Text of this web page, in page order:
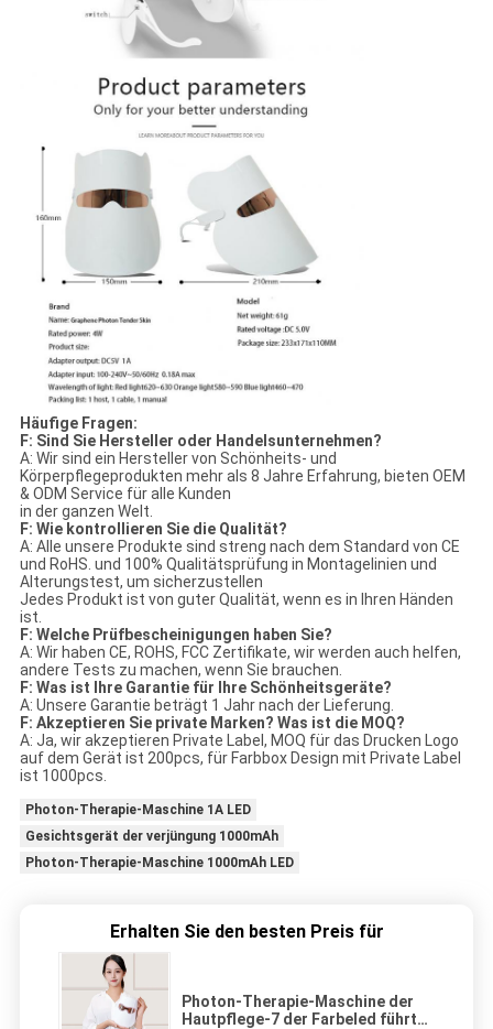
Häufige Fragen:
F: Sind Sie Hersteller oder Handelsunternehmen?
A: Wir sind ein Hersteller von Schönheits- und
Körperpflegeprodukten mehr als 8 Jahre Erfahrung, bieten OEM
& ODM Service für alle Kunden
in der ganzen Welt.
F: Wie kontrollieren Sie die Qualität?
A: Alle unsere Produkte sind streng nach dem Standard von CE
und RoHS. und 100% Qualitätsprüfung in Montagelinien und
Alterungstest, um sicherzustellen
Jedes Produkt ist von guter Qualität, wenn es in Ihren Händen
ist.
F: Welche Prüfbescheinigungen haben Sie?
A: Wir haben CE, ROHS, FCC Zertifikate, wir werden auch helfen,
andere Tests zu machen, wenn Sie brauchen.
F: Was ist Ihre Garantie für Ihre Schönheitsgeräte?
A: Unsere Garantie beträgt 1 Jahr nach der Lieferung.
F: Akzeptieren Sie private Marken? Was ist die MOQ?
A: Ja, wir akzeptieren Private Label, MOQ für das Drucken Logo
auf dem Gerät ist 200pcs, für Farbbox Design mit Private Label
ist 1000pcs.
Photon-Therapie-Maschine 1A LED
Gesichtsgerät der verjüngung 1000mAh
Photon-Therapie-Maschine 1000mAh LED
Erhalten Sie den besten Preis für
Photon-Therapie-Maschine der
Hautpflege-7 der Farbeled führte